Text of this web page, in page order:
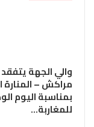
والي الجهة
مراكش – المنارة
بمناسبة اليوم
للمغاربة…